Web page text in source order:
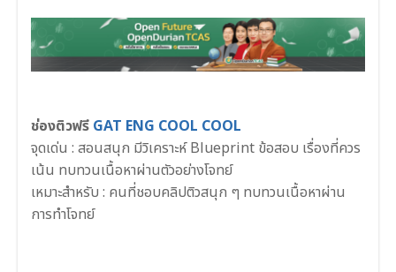
ช่องติวฟรี GAT ENG COOL COOL
จุดเด่น : สอนสนุก มีวิเคราะห์ Blueprint ข้อสอบ เรื่องที่ควร
เน้น ทบทวนเนื้อหาผ่านตัวอย่างโจทย์
เหมาะสำหรับ : คนที่ชอบคลิปติวสนุก ๆ ทบทวนเนื้อหาผ่าน
การทำโจทย์